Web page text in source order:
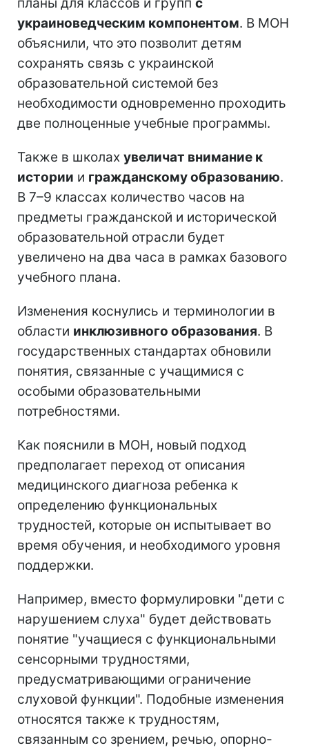
украиноведческим компонентом. В МОН
объяснили, что это позволит детям
сохранять связь с украинской
образовательной системой без
необходимости одновременно проходить
две полноценные учебные программы.
Также в школах увеличат внимание к
истории и гражданскому образованию.
В 7–9 классах количество часов на
предметы гражданской и исторической
образовательной отрасли будет
увеличено на два часа в рамках базового
учебного плана.
Изменения коснулись и терминологии в
области инклюзивного образования. В
государственных стандартах обновили
понятия, связанные с учащимися с
особыми образовательными
потребностями.
Как пояснили в МОН, новый подход
предполагает переход от описания
медицинского диагноза ребенка к
определению функциональных
трудностей, которые он испытывает во
время обучения, и необходимого уровня
поддержки.
Например, вместо формулировки "дети с
нарушением слуха" будет действовать
понятие "учащиеся с функциональными
сенсорными трудностями,
предусматривающими ограничение
слуховой функции". Подобные изменения
относятся также к трудностям,
связанным со зрением, речью, опорно-